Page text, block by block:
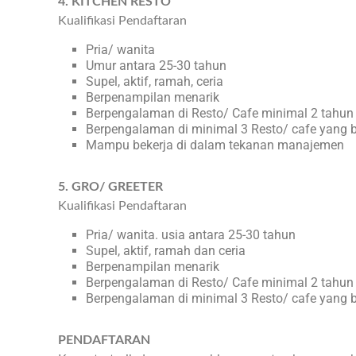
Kualifikasi Pendaftaran
Pria/ wanita
Umur antara 25-30 tahun
Supel, aktif, ramah, ceria
Berpenampilan menarik
Berpengalaman di Resto/ Cafe minimal 2 tahun
Berpengalaman di minimal 3 Resto/ cafe yang
Mampu bekerja di dalam tekanan manajemen
5. GRO/ GREETER
Kualifikasi Pendaftaran
Pria/ wanita. usia antara 25-30 tahun
Supel, aktif, ramah dan ceria
Berpenampilan menarik
Berpengalaman di Resto/ Cafe minimal 2 tahun
Berpengalaman di minimal 3 Resto/ cafe yang
PENDAFTARAN